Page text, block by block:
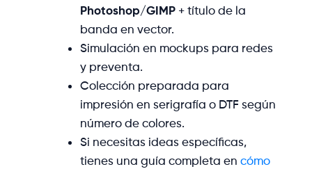
Photoshop/GIMP + título de la
banda en vector.
Simulación en mockups para redes
y preventa.
Colección preparada para
impresión en serigrafía o DTF según
número de colores.
Si necesitas ideas específicas,
tienes una guía completa encómo